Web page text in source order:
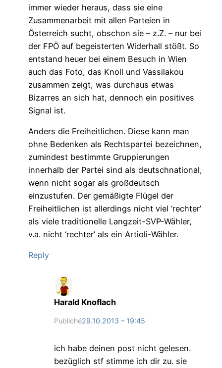
immer wieder heraus, dass sie eine
Zusammenarbeit mit allen Parteien in
Österreich sucht, obschon sie – z.Z. – nur bei
der FPÖ auf begeisterten Widerhall stößt. So
entstand heuer bei einem Besuch in Wien
auch das Foto, das Knoll und Vassilakou
zusammen zeigt, was durchaus etwas
Bizarres an sich hat, dennoch ein positives
Signal ist.
Anders die Freiheitlichen. Diese kann man
ohne Bedenken als Rechtspartei bezeichnen,
zumindest bestimmte Gruppierungen
innerhalb der Partei sind als deutschnational,
wenn nicht sogar als großdeutsch
einzustufen. Der gemäßigte Flügel der
Freiheitlichen ist allerdings nicht viel ‘rechter’
als viele traditionelle Langzeit-SVP-Wähler,
v.a. nicht ‘rechter’ als ein Artioli-Wähler.
Reply
Harald Knoflach
Publiché29.10.2013 – 19:45
ich habe deinen post nicht gelesen.
bezüglich stf stimme ich dir zu. sie